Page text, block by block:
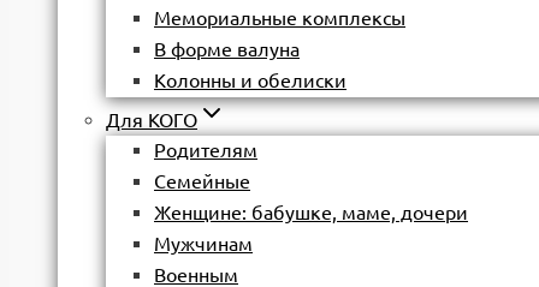
Мемориальные комплексы
В форме валуна
Колонны и обелиски
Для КОГО
Родителям
Семейные
Женщине: бабушке, маме, дочери
Мужчинам
Военным